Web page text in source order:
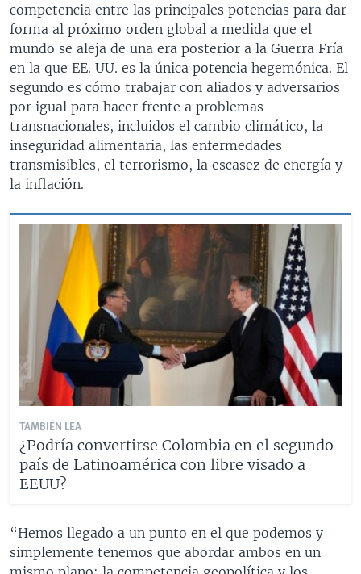
competencia entre las principales potencias para dar
forma al próximo orden global a medida que el
mundo se aleja de una era posterior a la Guerra Fría
en la que EE. UU. es la única potencia hegemónica. El
segundo es cómo trabajar con aliados y adversarios
por igual para hacer frente a problemas
transnacionales, incluidos el cambio climático, la
inseguridad alimentaria, las enfermedades
transmisibles, el terrorismo, la escasez de energía y
la inflación.
TAMBIÉN LEA
¿Podría convertirse Colombia en el segundo
país de Latinoamérica con libre visado a
EEUU?
“Hemos llegado a un punto en el que podemos y
simplemente tenemos que abordar ambos en un